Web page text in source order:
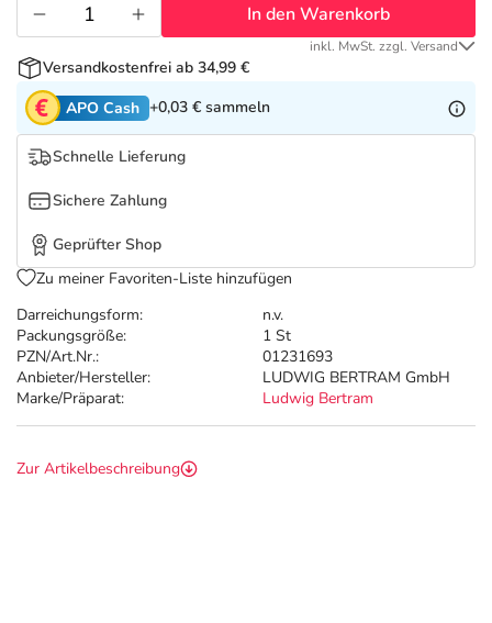
Tierapotheke
Vitamine & Mineralstoffe
Marken
Salus Deals
Darreichungsform:
n.v.
Packungsgröße:
1 St
PZN/Art.Nr.:
01231693
Anbieter/Hersteller:
LUDWIG BERTRAM GmbH
Marke/Präparat:
Ludwig Bertram
In den Warenkorb
inkl. MwSt. zzgl. Versand
Versandkostenfrei ab 34,99 €
APO Cash +0,03 € sammeln
Schnelle Lieferung
Sichere Zahlung
Geprüfter Shop
Zu meiner Favoriten-Liste hinzufügen
Zur Artikelbeschreibung